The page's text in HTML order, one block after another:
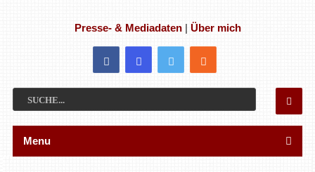
Presse- & Mediadaten| Über mich
Menu